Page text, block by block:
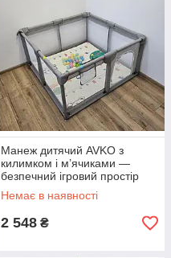
Манеж дитячий AVKO з
килимком і м’ячиками —
безпечний ігровий простір
для дому та саду,
120×180×65 см
Немає в наявності
2 548 ₴